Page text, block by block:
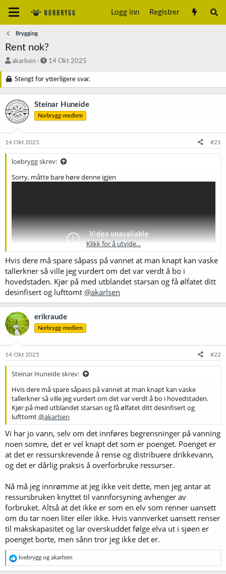
Logg inn Registrer
Brygging
Rent nok?
T
å
d
t
a
r
t
e
akarlsen
S
a
r
d
a
o
14 Okt 2025
Stengt for ytterligere svar.
Steinar Huneide
Norbrygg-medlem
14 Okt 2025 #21
loebrygg skrev:
Sorry, måtte bare høre denne igjen
Klikk for å utvide...
Hvis dere må spare såpass på vannet at man knapt kan vaske
tallerkner så ville jeg vurdert om det var verdt å bo i
hovedstaden. Kjør på med utblandet starsan og få ølfatet ditt
desinfisert og lufttomt @akarlsen
erikraude
Norbrygg-medlem
14 Okt 2025 #22
Steinar Huneide skrev:
Hvis dere må spare såpass på vannet at man knapt kan vaske
tallerkner så ville jeg vurdert om det var verdt å bo i hovedstaden.
Kjør på med utblandet starsan og få ølfatet ditt desinfisert og
lufttomt@akarlsen
Vi har jo vann, selv om det innføres begrensninger på vanning
noen somre, det er vel knapt det som er poenget. Poenget er
at det er ressurskrevende å rense og distribuere drikkevann,
og det er dårlig praksis å overforbruke ressurser.
Nå må jeg innrømme at jeg ikke veit dette, men jeg antar at
ressursbruken knyttet til vannforsyning avhenger av
forbruket. Altså at det ikke er som en elv som renner uansett
om du tar noen liter eller ikke. Hvis vannverket uansett renser
til makskapasitet og lar overskuddet følge elva ut i sjøen er
poenget borte, men sånn tror jeg ikke det er.
R
e
loebrygg og akarlsen